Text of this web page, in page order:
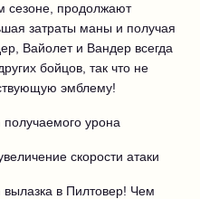
сезоне, продолжают
затраты маны и получая
Вайолет и Вандер всегда
бойцов, так что не
эмблему!
урона
скорости атаки
в Пилтовер! Чем